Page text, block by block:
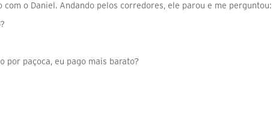
o Daniel. Andando pelos corredores, ele parou e me perguntou:
por paçoca, eu pago mais barato?